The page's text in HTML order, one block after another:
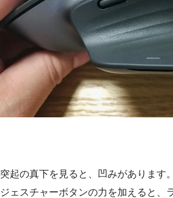
突起の真下を見ると、凹みがあります。
ジェスチャーボタンの力を加えると、